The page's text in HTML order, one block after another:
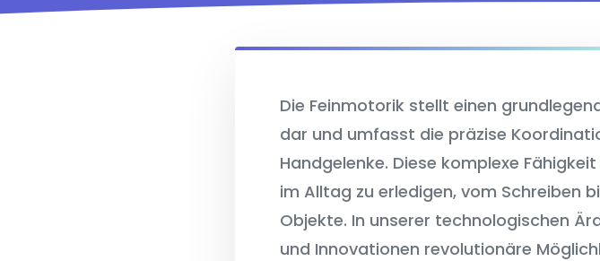
Die Feinmotorik stellt einen
dar und umfasst die präzise
Handgelenke. Diese komplexe
im Alltag zu erledigen, vom Schreiben
Objekte. In unserer technologischen
und Innovationen revolutionäre